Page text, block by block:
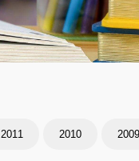
2011 2010 2009